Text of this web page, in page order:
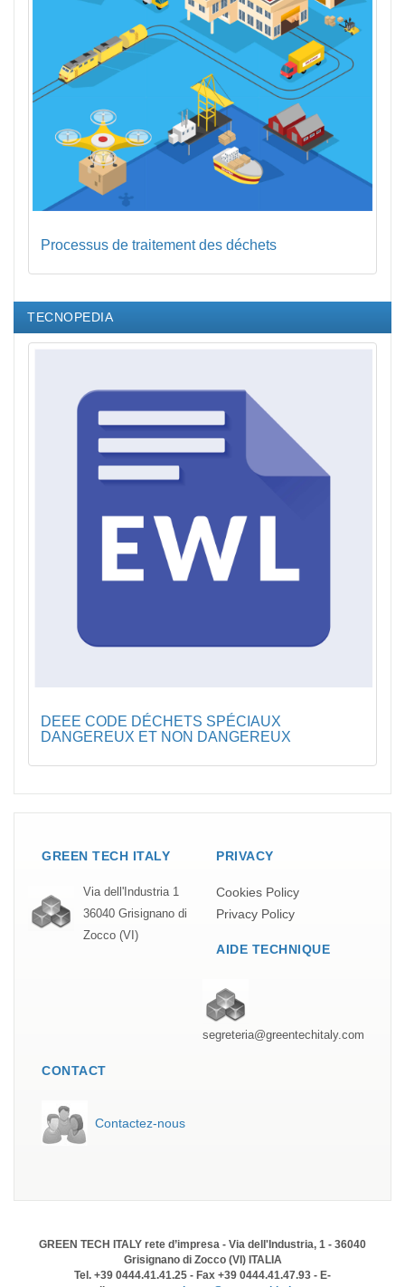
Processus de traitement des déchets
TECNOPEDIA
DEEE CODE DÉCHETS SPÉCIAUX
DANGEREUX ET NON DANGEREUX
GREEN TECH ITALY
Via dell'Industria 1
36040 Grisignano di
Zocco (VI)
PRIVACY
Cookies Policy
Privacy Policy
AIDE TECHNIQUE
segreteria@greentechitaly.com
CONTACT
Contactez-nous
GREEN TECH ITALY rete d’impresa - Via dell'Industria, 1 - 36040
Grisignano di Zocco (VI) ITALIA
Tel. +39 0444.41.41.25 - Fax +39 0444.41.47.93 - E-